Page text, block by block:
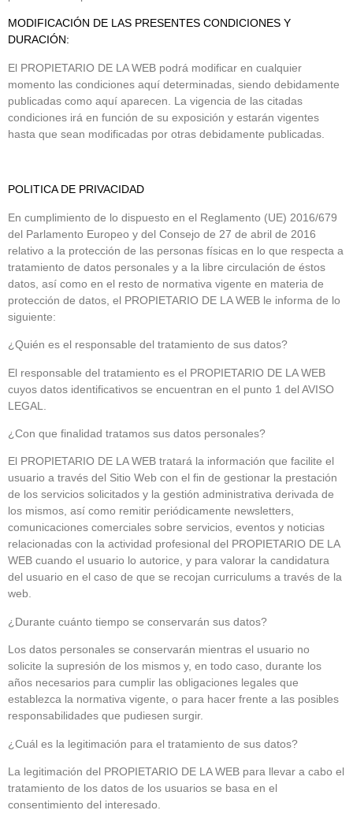
MODIFICACIÓN DE LAS PRESENTES CONDICIONES Y
DURACIÓN:
El PROPIETARIO DE LA WEB podrá modificar en cualquier
momento las condiciones aquí determinadas, siendo debidamente
publicadas como aquí aparecen. La vigencia de las citadas
condiciones irá en función de su exposición y estarán vigentes
hasta que sean modificadas por otras debidamente publicadas.
POLITICA DE PRIVACIDAD
En cumplimiento de lo dispuesto en el Reglamento (UE) 2016/679
del Parlamento Europeo y del Consejo de 27 de abril de 2016
relativo a la protección de las personas físicas en lo que respecta a
tratamiento de datos personales y a la libre circulación de éstos
datos, así como en el resto de normativa vigente en materia de
protección de datos, el PROPIETARIO DE LA WEB le informa de lo
siguiente:
¿Quién es el responsable del tratamiento de sus datos?
El responsable del tratamiento es el PROPIETARIO DE LA WEB
cuyos datos identificativos se encuentran en el punto 1 del AVISO
LEGAL.
¿Con que finalidad tratamos sus datos personales?
El PROPIETARIO DE LA WEB tratará la información que facilite el
usuario a través del Sitio Web con el fin de gestionar la prestación
de los servicios solicitados y la gestión administrativa derivada de
los mismos, así como remitir periódicamente newsletters,
comunicaciones comerciales sobre servicios, eventos y noticias
relacionadas con la actividad profesional del PROPIETARIO DE LA
WEB cuando el usuario lo autorice, y para valorar la candidatura
del usuario en el caso de que se recojan curriculums a través de la
web.
¿Durante cuánto tiempo se conservarán sus datos?
Los datos personales se conservarán mientras el usuario no
solicite la supresión de los mismos y, en todo caso, durante los
años necesarios para cumplir las obligaciones legales que
establezca la normativa vigente, o para hacer frente a las posibles
responsabilidades que pudiesen surgir.
¿Cuál es la legitimación para el tratamiento de sus datos?
La legitimación del PROPIETARIO DE LA WEB para llevar a cabo el
tratamiento de los datos de los usuarios se basa en el
consentimiento del interesado.